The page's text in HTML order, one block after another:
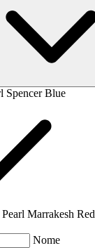
Spencer Blue
Marrakesh Red
Nome